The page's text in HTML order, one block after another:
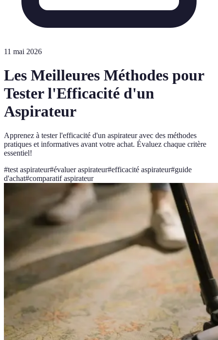
11 mai 2026
Les Meilleures Méthodes pour
Tester l'Efficacité d'un
Aspirateur
Apprenez à tester l'efficacité d'un aspirateur avec des méthodes
pratiques et informatives avant votre achat. Évaluez chaque critère
essentiel!
#test aspirateur#évaluer aspirateur#efficacité aspirateur#guide
d'achat#comparatif aspirateur